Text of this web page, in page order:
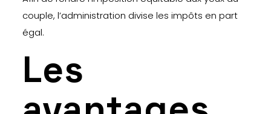
couple, l’administration divise les impôts en part
égal.
Les